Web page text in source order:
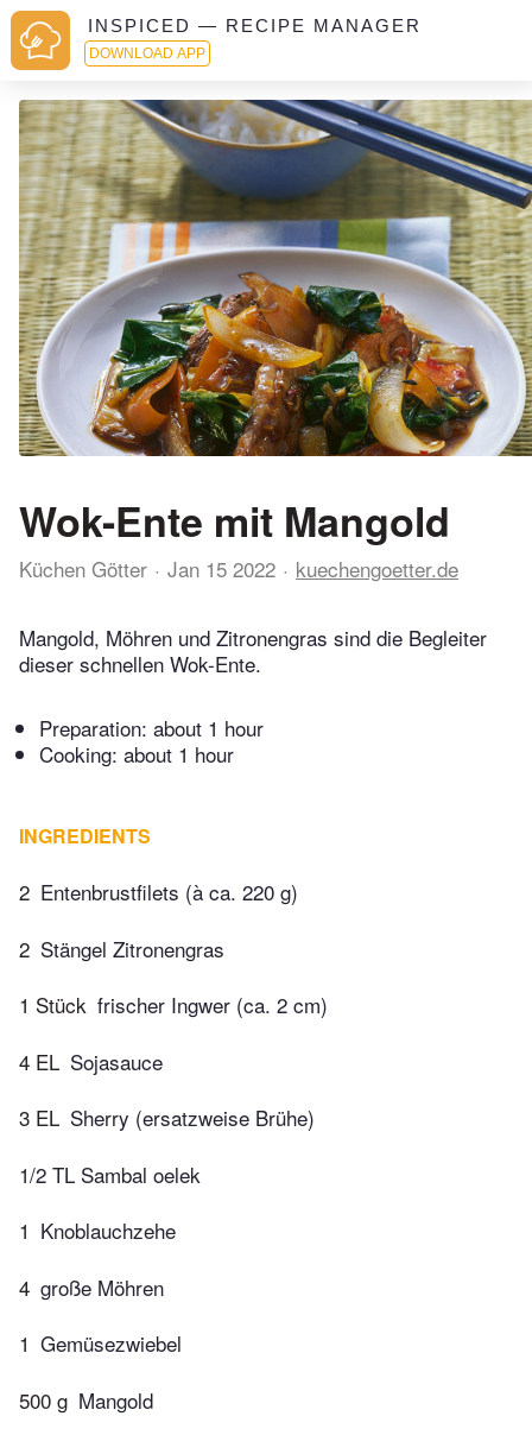
INSPICED — RECIPE MANAGER
DOWNLOAD APP
Wok-Ente mit Mangold
Küchen Götter Jan 15 2022 kuechengoetter.de
Mangold, Möhren und Zitronengras sind die Begleiter
dieser schnellen Wok-Ente.
Preparation: about 1 hour
Cooking: about 1 hour
INGREDIENTS
2 Entenbrustfilets (à ca. 220 g)
2 Stängel Zitronengras
1 Stück frischer Ingwer (ca. 2 cm)
4 EL Sojasauce
3 EL Sherry (ersatzweise Brühe)
1/2 TL Sambal oelek
1 Knoblauchzehe
4 große Möhren
1 Gemüsezwiebel
500 g Mangold